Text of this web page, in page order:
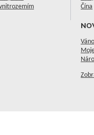
Čína